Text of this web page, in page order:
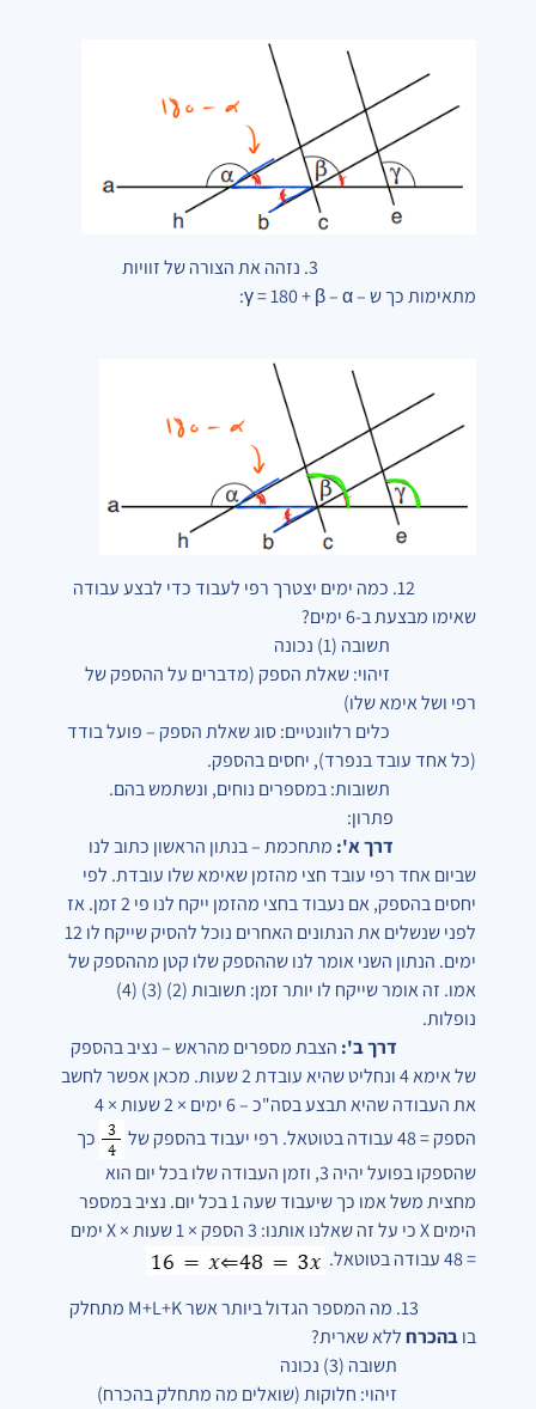
3. נזהה את הצורה של זוויות
מתאימות כך ש –γ = 180 + β – α
:
12. כמה ימים יצטרך רפי לעבוד כדי לבצע עבודה
שאימו מבצעת ב-6 ימים?
תשובה (1) נכונה
זיהוי: שאלת הספק (מדברים על ההספק של
רפי ושל אימא שלו)
כלים רלוונטיים: סוג שאלת הספק – פועל בודד
(כל אחד עובד בנפרד), יחסים בהספק.
תשובות: במספרים נוחים, ונשתמש בהם.
פתרון:
דרך א': מתחכמת – בנתון הראשון כתוב לנו
שביום אחד רפי עובד חצי מהזמן שאימא שלו עובדת. לפי
יחסים בהספק, אם נעבוד בחצי מהזמן ייקח לנו פי 2 זמן. אז
לפני שנשלים את הנתונים האחרים נוכל להסיק שייקח לו 12
ימים. הנתון השני אומר לנו שההספק שלו קטן מההספק של
אמו. זה אומר שייקח לו יותר זמן: תשובות (2) (3) (4)
נופלות.
דרך ב': הצבת מספרים מהראש – נציב בהספק
של אימא 4 ונחליט שהיא עובדת 2 שעות. מכאן אפשר לחשב
את העבודה שהיא תבצע בסה"כ – 6 ימים × 2 שעות × 4
הספק = 48 עבודה בטוטאל. רפי יעבוד בהספק של
כך
שהספקו בפועל יהיה 3, וזמן העבודה שלו בכל יום הוא
מחצית משל אמו כך שיעבוד שעה 1 בכל יום. נציב במספר
הימים X כי על זה שאלנו אותנו: 3 הספק × 1 שעות × X ימים
= 48 עבודה בטוטאל.
13. מה המספר הגדול ביותר אשר M+L+K מתחלק
בובהכרחללא שארית?
תשובה (3) נכונה
זיהוי: חלוקות (שואלים מה מתחלק בהכרח)